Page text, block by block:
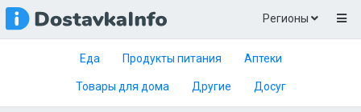
Регионы
Еда Продукты питания Аптеки
Товары для дома Другие Досуг